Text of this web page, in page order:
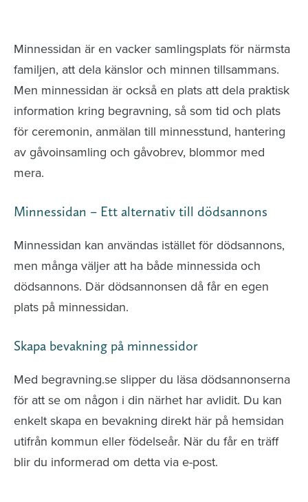
Minnessidan är en vacker samlingsplats för närmsta
familjen, att dela känslor och minnen tillsammans.
Men minnessidan är också en plats att dela praktisk
information kring begravning, så som tid och plats
för ceremonin, anmälan till minnesstund, hantering
av gåvoinsamling och gåvobrev, blommor med
mera.
Minnessidan – Ett alternativ till dödsannons
Minnessidan kan användas istället för dödsannons,
men många väljer att ha både minnessida och
dödsannons. Där dödsannonsen då får en egen
plats på minnessidan.
Skapa bevakning på minnessidor
Med begravning.se slipper du läsa dödsannonserna
för att se om någon i din närhet har avlidit. Du kan
enkelt skapa en bevakning direkt här på hemsidan
utifrån kommun eller födelseår. När du får en träff
blir du informerad om detta via e-post.